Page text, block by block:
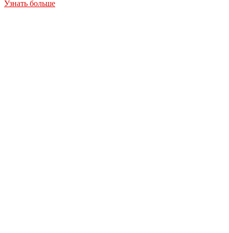
Узнать больше